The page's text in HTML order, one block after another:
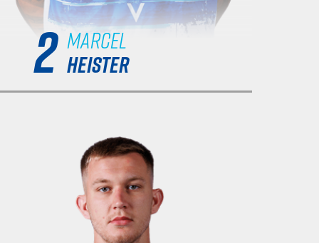
2 Marcel
HEISTER